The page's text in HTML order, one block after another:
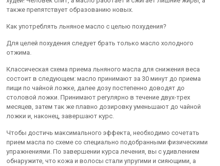
также препятствует образованию новых.
Как употреблять льняное масло с целью похудения?
Для целей похудения следует брать только масло холодного
отжима.
Классическая схема приема льняного масла для снижения веса
состоит в следующем: масло принимают за 30 минут до приема
пищи по чайной ложке, далее дозу постепенно доводят до
столовой ложки. Принимают регулярно в течение двух-трех
месяцев, затем так же плавно дозировку уменьшают до чайной
ложки и, наконец, завершают курс.
Чтобы достичь максимального эффекта, необходимо сочетать
прием масла по схеме со специально подобранными физическими
упражнениями. По завершении курса лечения, вы с удивлением
обнаружите, что кожа и волосы стали упругими и сияющими, а